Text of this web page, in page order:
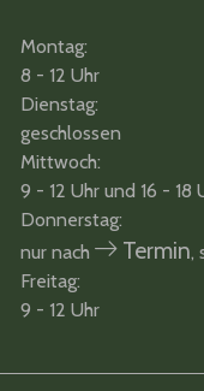
Montag:
8 - 12 Uhr
Dienstag:
geschlossen
Mittwoch:
9 - 12 Uhr und 16 - 18
Donnerstag:
nur nach
Termin,
Freitag:
9 - 12 Uhr